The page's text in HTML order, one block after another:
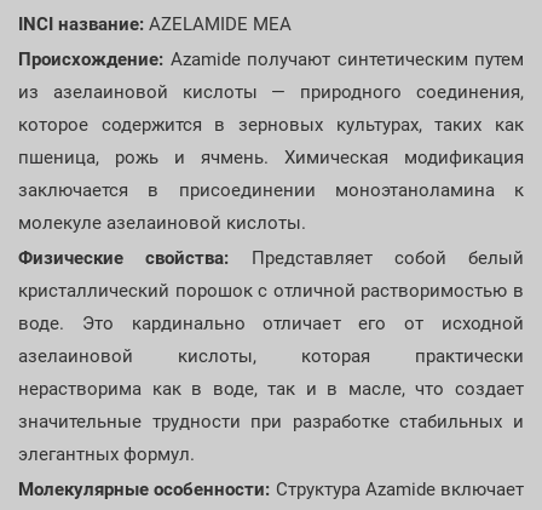
INCI название: AZELAMIDE MEA
Происхождение: Azamide получают синтетическим путем
из азелаиновой кислоты — природного соединения,
которое содержится в зерновых культурах, таких как
пшеница, рожь и ячмень. Химическая модификация
заключается в присоединении моноэтаноламина к
молекуле азелаиновой кислоты.
Физические свойства: Представляет собой белый
кристаллический порошок с отличной растворимостью в
воде. Это кардинально отличает его от исходной
азелаиновой кислоты, которая практически
нерастворима как в воде, так и в масле, что создает
значительные трудности при разработке стабильных и
элегантных формул.
Молекулярные особенности: Структура Azamide включает